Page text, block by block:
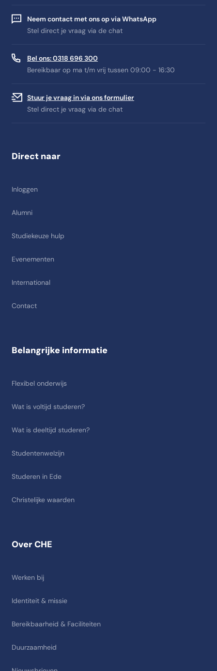
Neem contact met ons op via WhatsApp
Stel direct je vraag via de chat
Bel ons: 0318 696 300
Bereikbaar op ma t/m vrij tussen 09:00 - 16:30
Stuur je vraag in via ons formulier
Stel direct je vraag via de chat
Direct naar
Inloggen
Alumni
Studiekeuze hulp
Evenementen
International
Contact
Over CHE
Werken bij
Identiteit & missie
Bereikbaarheid & Faciliteiten
Duurzaamheid
Belangrijke informatie
Flexibel onderwijs
Wat is voltijd studeren?
Wat is deeltijd studeren?
Studentenwelzijn
Studeren in Ede
Christelijke waarden